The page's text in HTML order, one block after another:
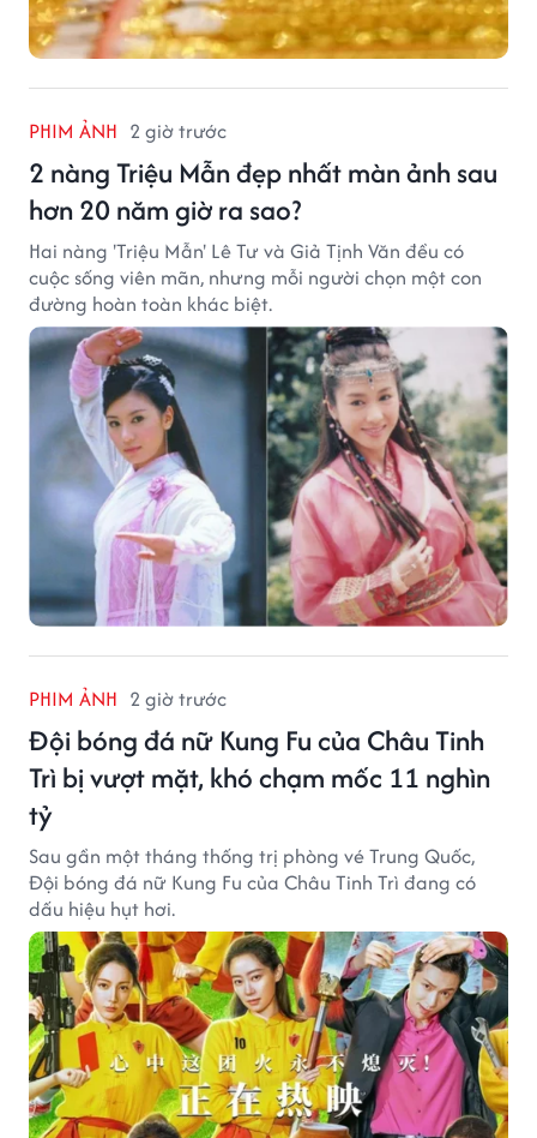
PHIM ẢNH 2 giờ trước
2 nàng Triệu Mẫn đẹp nhất màn ảnh sau
hơn 20 năm giờ ra sao?
Hai nàng 'Triệu Mẫn' Lê Tư và Giả Tịnh Văn đều có
cuộc sống viên mãn, nhưng mỗi người chọn một con
đường hoàn toàn khác biệt.
PHIM ẢNH 2 giờ trước
Đội bóng đá nữ Kung Fu của Châu Tinh
Trì bị vượt mặt, khó chạm mốc 11 nghìn
tỷ
Sau gần một tháng thống trị phòng vé Trung Quốc,
Đội bóng đá nữ Kung Fu của Châu Tinh Trì đang có
dấu hiệu hụt hơi.